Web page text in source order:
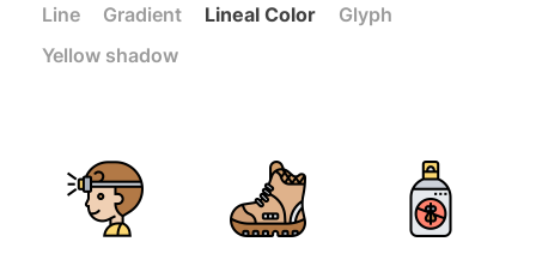
Line Gradient Lineal Color
Glyph
Yellow shadow